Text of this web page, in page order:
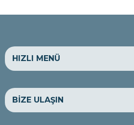
HIZLI MENÜ
HAKKIMIZDA
LÜKS ARAÇLAR
BANKA HESAPLARIMIZ
BİZE ULAŞIN